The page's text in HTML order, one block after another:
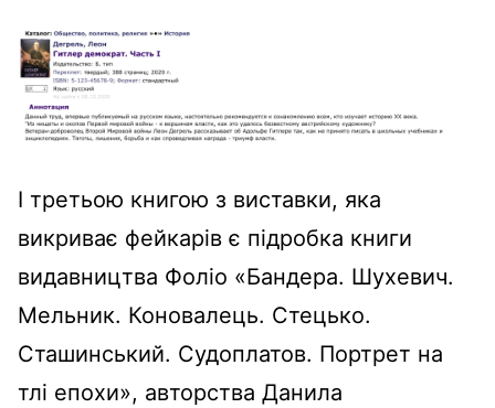
І третьою книгою з виставки, яка
викриває фейкарів є підробка книги
видавництва Фоліо «Бандера. Шухевич.
Мельник. Коновалець. Стецько.
Сташинський. Судоплатов. Портрет на
тлі епохи», авторства Данила